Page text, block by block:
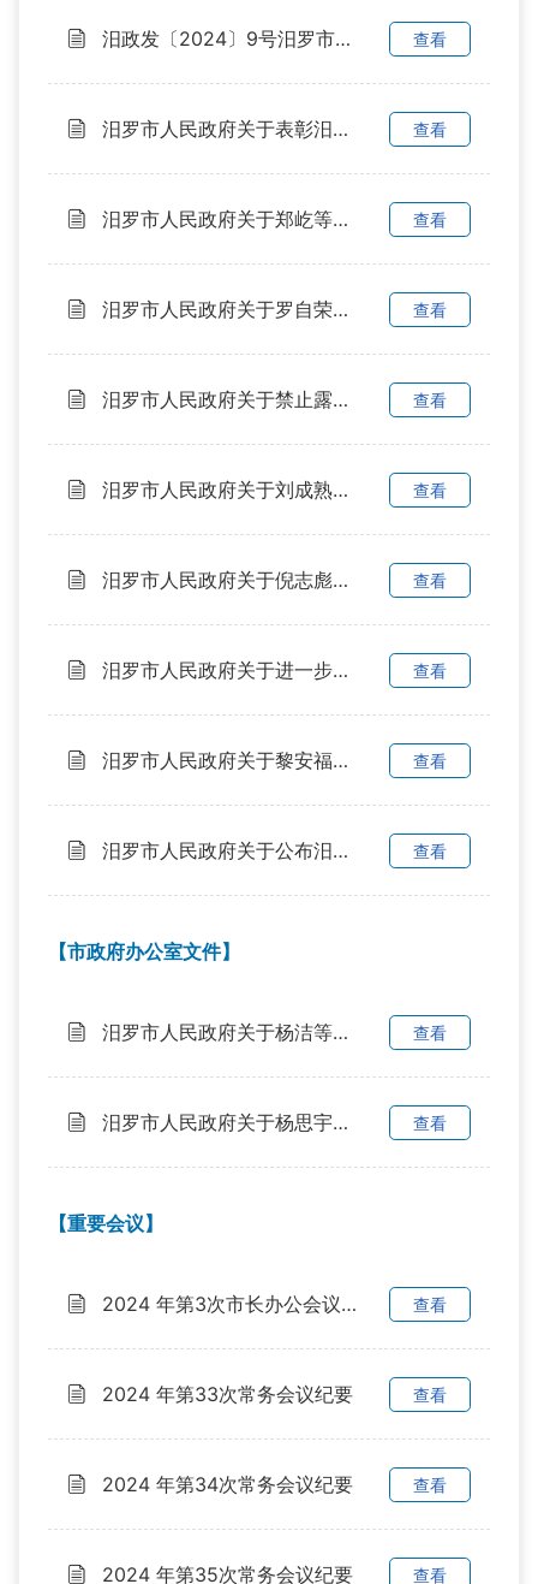
汨政发〔2024〕9号汨罗市人民政府关于公布2024年规范性文件清理结果的通知 查看
汨罗市人民政府关于表彰汨罗市第四届劳动模范的决定 查看
汨罗市人民政府关于郑屹等同志职务任免的通知 查看
汨罗市人民政府关于罗自荣等同志职务任免的通知 查看
汨罗市人民政府关于禁止露天焚烧农作物秸秆区域、时段划定的通告 查看
汨罗市人民政府关于刘成熟等同志职务任免的通知 查看
汨罗市人民政府关于倪志彪等同志职务任免的通知 查看
汨罗市人民政府关于进一步做好计划生育家庭帮扶关怀相关工作的通知 查看
汨罗市人民政府关于黎安福同志职务任免的通知 查看
汨罗市人民政府关于公布汨罗市农村“千吨万人” 集中式饮用水源地名录的通知 查看
【市政府办公室文件】
汨罗市人民政府关于杨洁等同志职务任免的通知 查看
汨罗市人民政府关于杨思宇等同志职务任免的通知 查看
【重要会议】
2024 年第3次市长办公会议纪要 查看
2024 年第33次常务会议纪要 查看
2024 年第34次常务会议纪要 查看
2024 年第35次常务会议纪要 查看